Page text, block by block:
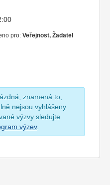
pro: Veřejnost, Žadatel
znamená to,
nejsou vyhlášeny
výzvy sledujte
výzev.